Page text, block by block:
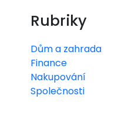
Rubriky
Dům a zahrada
Finance
Nakupování
Společnosti